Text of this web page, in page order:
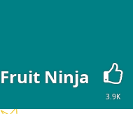
Fruit Ninja
3.9K